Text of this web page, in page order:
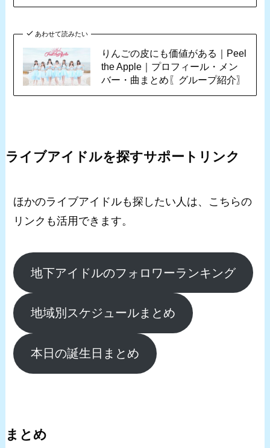
あわせて読みたい
りんごの皮にも価値がある｜Peel
the Apple｜プロフィール・メン
バー・曲まとめ〖グループ紹介〗
ライブアイドルを探すサポートリンク
ほかのライブアイドルも探したい人は、こちらの
リンクも活用できます。
地下アイドルのフォロワーランキング
地域別スケジュールまとめ
本日の誕生日まとめ
まとめ